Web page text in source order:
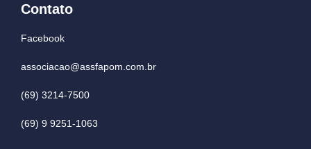
Contato
Facebook
associacao@assfapom.com.br
(69) 3214-7500
(69) 9 9251-1063